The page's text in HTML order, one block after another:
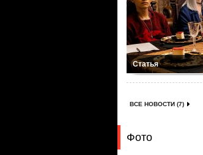
Статья
ВСЕ НОВОСТИ (7)
Фото